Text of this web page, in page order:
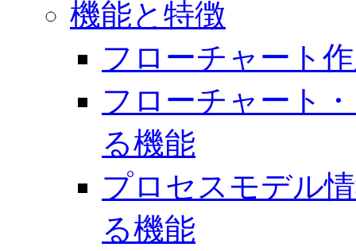
機能と特徴
フローチャート
フローチャート
る機能
プロセスモデル
る機能